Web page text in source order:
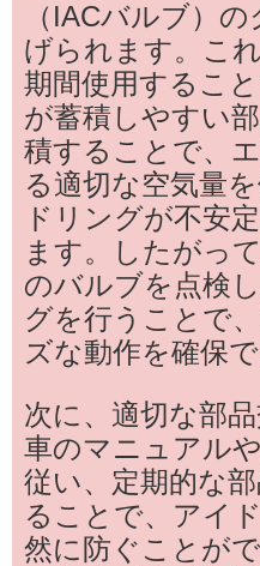
（IACバルブ）
げられます。こ
期間使用するこ
が蓄積しやすい
積することで、
る適切な空気量
ドリングが不安
ます。したがっ
のバルブを点検
グを行うことで
ズな動作を確保で
次に、適切な部
車のマニュアル
従い、定期的な
ることで、アイ
然に防ぐことが